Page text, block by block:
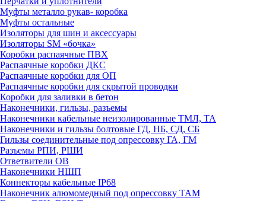
Муфты металло рукав- коробка
Муфты остальные
Изоляторы для шин и аксессуары
Изоляторы SM «бочка»
Коробки распаячные ПВХ
Распаячные коробки ДКС
Распаячные коробки для ОП
Распаячные коробки для скрытой проводки
Коробки для заливки в бетон
Наконечники, гильзы, разъемы
Наконечники кабельные неизолированные ТМЛ, ТА
Наконечники и гильзы болтовые ГД, НБ, СД, СБ
Гильзы соединительные под опрессовку ГА, ГМ
Разъемы РПИ, РШИ
Ответвители ОВ
Наконечники НШП
Коннекторы кабельные IP68
Наконечник алюмомедный под опрессовку ТАМ